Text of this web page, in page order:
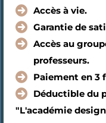
Accès à vie.
Garantie de
Accès au
professeurs.
Paiement en 3
Déductible du
"L'académie